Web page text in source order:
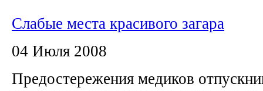
Слабые места красивого загара
04 Июля 2008
Предостережения медиков